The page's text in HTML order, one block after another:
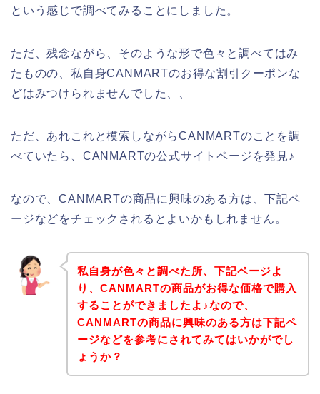
という感じで調べてみることにしました。
ただ、残念ながら、そのような形で色々と調べてはみ
たものの、私自身CANMARTのお得な割引クーポンな
どはみつけられませんでした、、
ただ、あれこれと模索しながらCANMARTのことを調
べていたら、CANMARTの公式サイトページを発見♪
なので、CANMARTの商品に興味のある方は、下記ペ
ージなどをチェックされるとよいかもしれません。
私自身が色々と調べた所、下記ページよ
り、CANMARTの商品がお得な価格で購入
することができましたよ♪なので、
CANMARTの商品に興味のある方は下記ペ
ージなどを参考にされてみてはいかがでし
ょうか？